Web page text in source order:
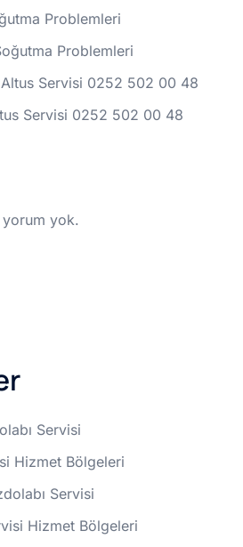
Problemleri
Problemleri
Altus Servisi 0252 502 00 48
Servisi 0252 502 00 48
yok.
Servisi
Hizmet Bölgeleri
Servisi
Hizmet Bölgeleri